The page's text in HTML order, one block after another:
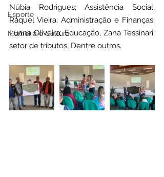
Esporte
Memória e Cultura
Núbia Rodrigues; Assistência Social,
Raquel Vieira; Administração e Finanças,
Luana Oliveira; Educação, Zana Tessinari;
setor de tributos, Dentre outros.